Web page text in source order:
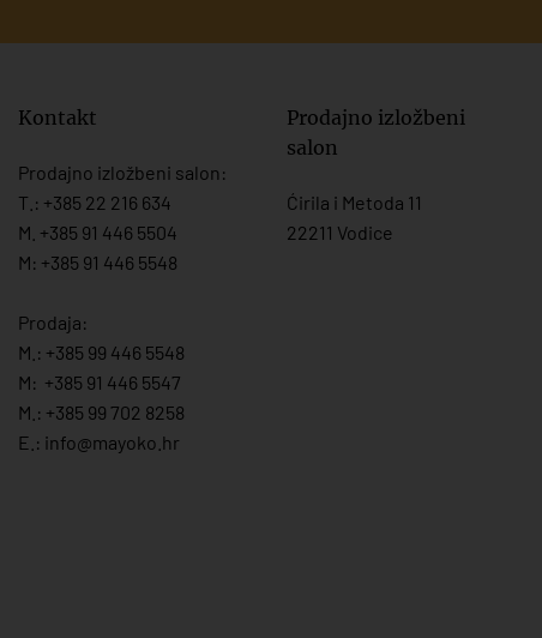
Kontakt
Prodajno izložbeni salon:
T.: +385 22 216 634
M. +385 91 446 5504
M: +385 91 446 5548
Prodaja:
M.: +385 99 446 5548
M: +385 91 446 5547
M.: +385 99 702 8258
E.: info@mayoko. hr
Prodajno izložbeni
salon
Ćirila i Metoda 11
22211 Vodice